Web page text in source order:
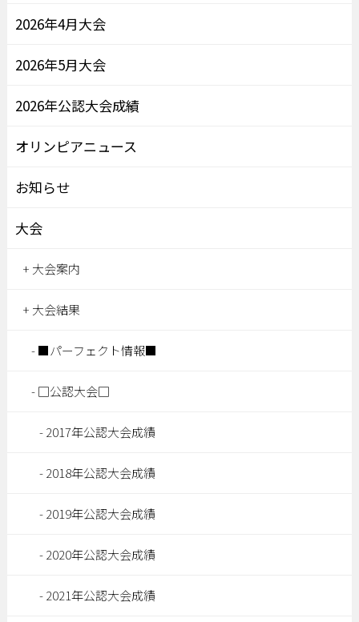
2026年4月大会
2026年5月大会
2026年公認大会成績
オリンピアニュース
お知らせ
大会
大会案内
大会結果
■パーフェクト情報■
□公認大会□
2017年公認大会成績
2018年公認大会成績
2019年公認大会成績
2020年公認大会成績
2021年公認大会成績